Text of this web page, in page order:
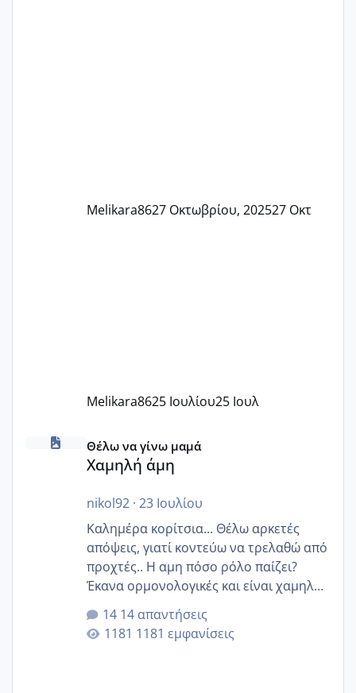
Melikara8627 Οκτωβρίου, 202527 Οκτ
Melikara8625 Ιουλίου25 Ιουλ
Χαμηλή άμη
Θέλω να γίνω μαμά
Χαμηλή άμη
nikol92· 23 Ιουλίου
Καλημέρα κορίτσια... Θέλω αρκετές
απόψεις, γιατί κοντεύω να τρελαθώ από
προχτές.. Η αμη πόσο ρόλο παίζει?
Έκανα ορμονολογικές και είναι χαμηλή
για την ηλικία μου.. Είχα ήδη μια
εγκυμοσύνη, που έπρεπε να τερματιστεί
στην 27η εβδομάδα και προσπαθώ 7
14 απαντήσεις
1181 εμφανίσεις